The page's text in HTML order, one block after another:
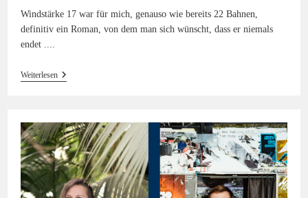
Windstärke 17 war für mich, genauso wie bereits 22 Bahnen,
definitiv ein Roman, von dem man sich wünscht, dass er niemals
endet ....
WeiterlesenWindstärke
17